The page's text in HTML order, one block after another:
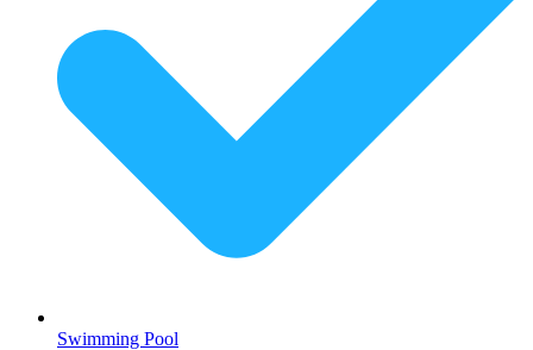
Swimming Pool